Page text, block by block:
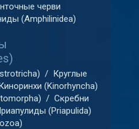
черви
(Amphilinidea)
/ Круглые
(Kinorhyncha)
/ Скребни
(Priapulida)